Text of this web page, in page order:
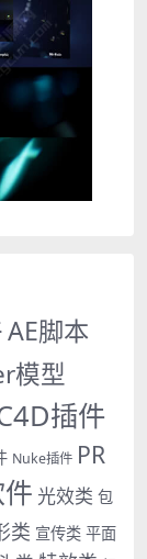
AE脚本
模型
插件
Nuke插件 PR
光效类 包
类 宣传类 平面